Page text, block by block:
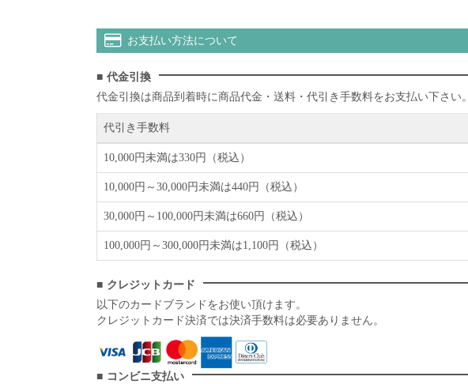
お支払い方法について
代金引換
代金引換は商品到着時に商品代金・送料・代引き手数料をお支払い下さい。
代引き手数料
10,000円未満は330円（税込）
10,000円～30,000円未満は440円（税込）
30,000円～100,000円未満は660円（税込）
100,000円～300,000円未満は1,100円（税込）
クレジットカード
以下のカードブランドをお使い頂けます。
クレジットカード決済では決済手数料は必要ありません。
コンビニ支払い